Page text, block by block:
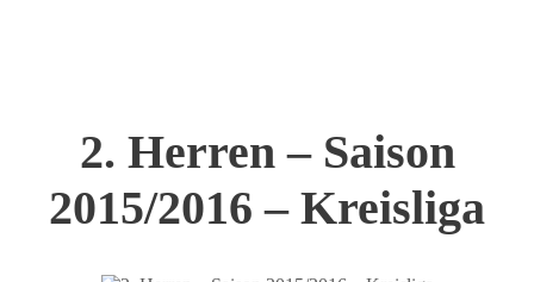
2. Herren – Saison
2015/2016 – Kreisliga